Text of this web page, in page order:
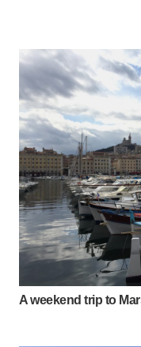
A weekend trip to